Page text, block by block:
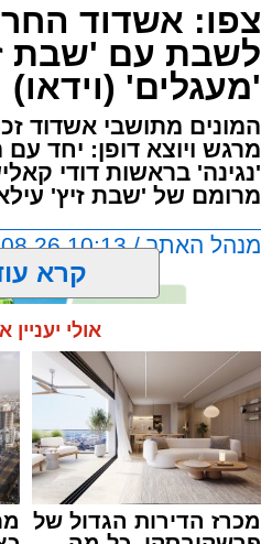
צפו: אשדוד
לשבת עם 'שבת
'מעגלים' (וידאו)
המונים מתושבי אשדוד
מרגש ויוצא דופן: יחד
'נגינה' בראשות דודי
מרומם של 'שבת זיץ'
מנהל האתר / 10:13 07.08.26
תגים:אשדוד, מעגלים
קרא
אולי
מכרז הדירות הגדול של